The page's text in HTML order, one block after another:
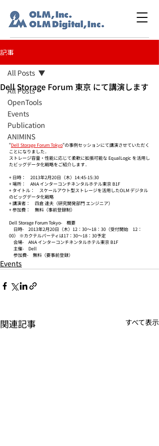
記事
All Posts
OpenTools
Events
Publication
ANIMINS
All Posts
Dell Storage Forum 東京 にて講演します
“Dell Storage Forum Tokyo“の事例セッションにて講演させていただく
ことになりました．
ストレージ容量・性能に応じて柔軟に拡張可能な EqualLogic を活用し
たビッグデータ化戦略をご紹介します．
+ 日時：　2013年2月20日（木）14:45-15:30
+ 場所：　ANA インターコンチネンタルホテル東京 B1F
+ タイトル：　スケールアウト型ストレージを活用したOLM デジタル
のビッグデータ化戦略
+ 講演者：　四倉 達夫（研究開発部門 エンジニア）
+ 参加費：　無料（事前登録制）
Dell Storage Forum Tokyo-　概要
日時-　2013年2月20日（木）12：30～18：30（受付開始　12：
00） ※カクテルパーティは17：30～18：30予定
会場-　ANA インターコンチネンタルホテル東京 B1F
主催-　Dell
参加費-　無料（要事前登録）
Events
関連記事 すべて表示